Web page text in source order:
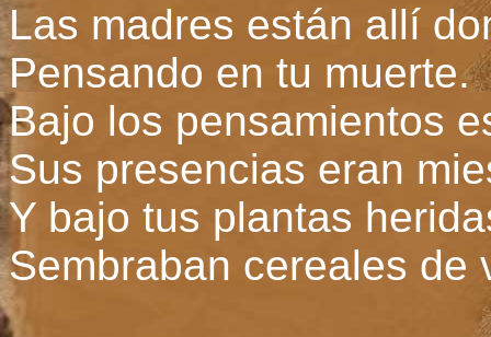
Las madres están allí
Pensando en tu muerte.
Bajo los pensamientos
Sus presencias eran
Y bajo tus plantas
Sembraban cereales de